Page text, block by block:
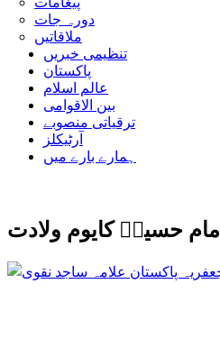
دورہ جات
ملاقاتیں
تنظیمی خبریں
پاکستان
عالم اسلام
بین الاقوامی
ترقیاتی منصوبے
آرٹیکلز
ہمارے بارے میں
امام حسینؑ کایوم ولادت